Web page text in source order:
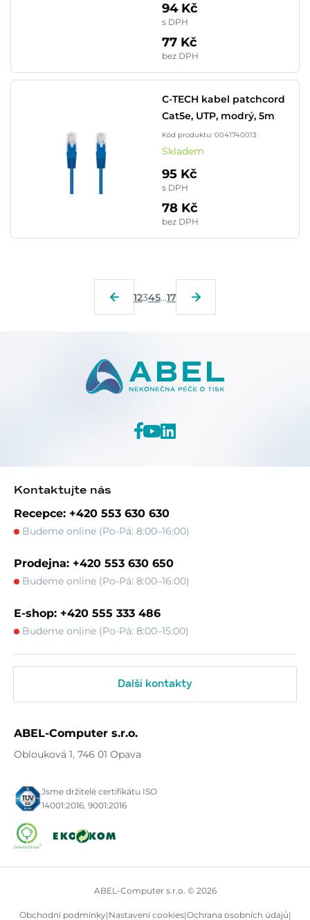
94 Kč
s DPH
77 Kč
bez DPH
C-TECH kabel patchcord
Cat5e, UTP, modrý, 5m
Kód produktu: 0041740013
Skladem
95 Kč
s DPH
78 Kč
bez DPH
12345...17
Kontaktujte nás
Recepce: +420 553 630 630
Budeme online (Po-Pá: 8:00–16:00)
Prodejna: +420 553 630 650
Budeme online (Po-Pá: 8:00–16:00)
E-shop: +420 555 333 486
Budeme online (Po-Pá: 8:00–15:00)
Další kontakty
ABEL-Computer s.r.o.
Oblouková 1, 746 01 Opava
Jsme držitelé certifikátu ISO
14001:2016, 9001:2016
ABEL-Computer s.r.o. © 2026
Obchodní podmínky|Nastavení cookies|Ochrana osobních údajů|